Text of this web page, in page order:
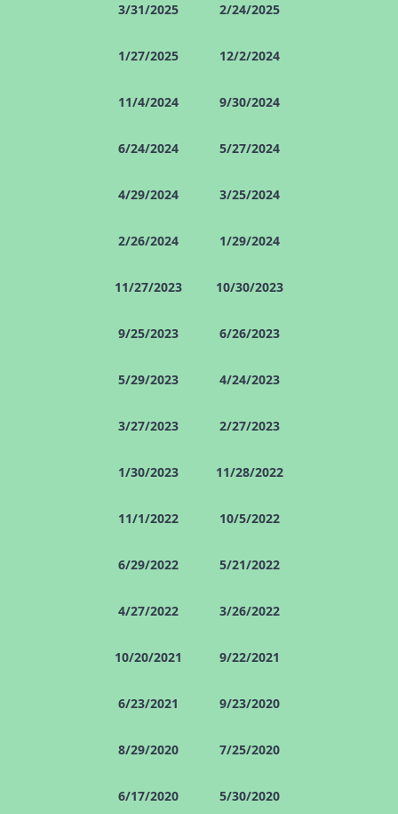
3/31/2025 2/24/2025
1/27/2025 12/2/2024
11/4/2024 9/30/2024
6/24/2024 5/27/2024
4/29/2024 3/25/2024
2/26/2024 1/29/2024
11/27/2023 10/30/2023
9/25/2023 6/26/2023
5/29/2023 4/24/2023
3/27/2023 2/27/2023
1/30/2023 11/28/2022
11/1/2022 10/5/2022
6/29/2022 5/21/2022
4/27/2022 3/26/2022
10/20/2021 9/22/2021
6/23/2021 9/23/2020
8/29/2020 7/25/2020
6/17/2020 5/30/2020